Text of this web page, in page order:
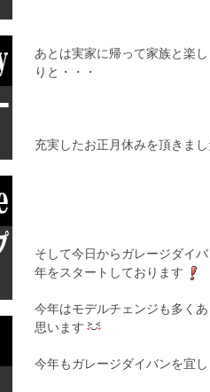
あとは実家に帰って家族と楽
りと・・・
充実したお正月休みを頂きま
そして今日からガレージダイ
年をスタートしております
今年はモデルチェンジも多く
思います
今年もガレージダイバンを宜